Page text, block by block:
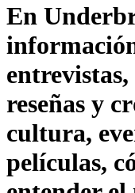
En
reseñas y
cultura,
películas,